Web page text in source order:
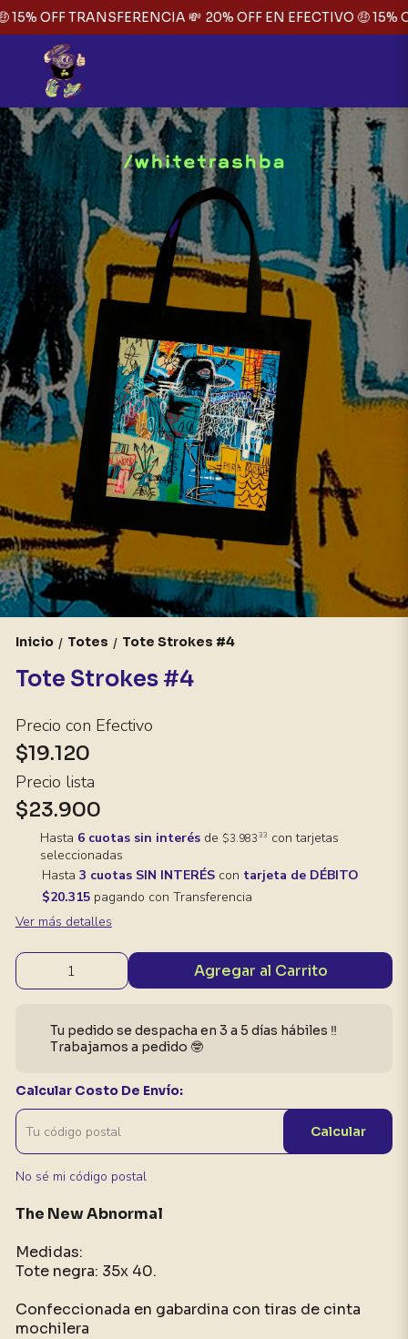
OFF TRANSFERENCIA 💸 20% OFF EN EFECTIVO 🤑 15%
Inicio / Totes / Tote Strokes #4
Tote Strokes #4
Precio con Efectivo
$19.120
Precio lista
$23.900
Hasta 6 cuotas sin interésde $3.98333 con tarjetas
seleccionadas
Hasta 3 cuotas SIN INTERÉScon tarjeta de DÉBITO
$20.315pagando con Transferencia
Ver más detalles
Agregar al Carrito
Tu pedido se despacha en 3 a 5 días hábiles ‼️
Trabajamos a pedido 🤓
Calcular Costo De Envío:
Calcular
No sé mi código postal
The New Abnormal
Medidas:
Tote negra: 35x 40.
Confeccionada en gabardina con tiras de cinta
mochilera